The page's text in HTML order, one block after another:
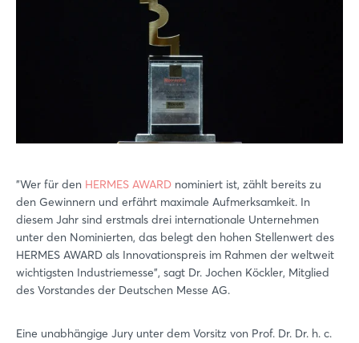
"Wer für den HERMES AWARD nominiert ist, zählt bereits zu
den Gewinnern und erfährt maximale Aufmerksamkeit. In
diesem Jahr sind erstmals drei internationale Unternehmen
unter den Nominierten, das belegt den hohen Stellenwert des
HERMES AWARD als Innovationspreis im Rahmen der weltweit
wichtigsten Industriemesse", sagt Dr. Jochen Köckler, Mitglied
des Vorstandes der Deutschen Messe AG.
Eine unabhängige Jury unter dem Vorsitz von Prof. Dr. Dr. h. c.